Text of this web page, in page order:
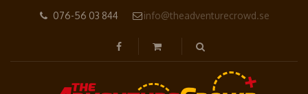
076-56 03 844 info@theadventurecrowd.se